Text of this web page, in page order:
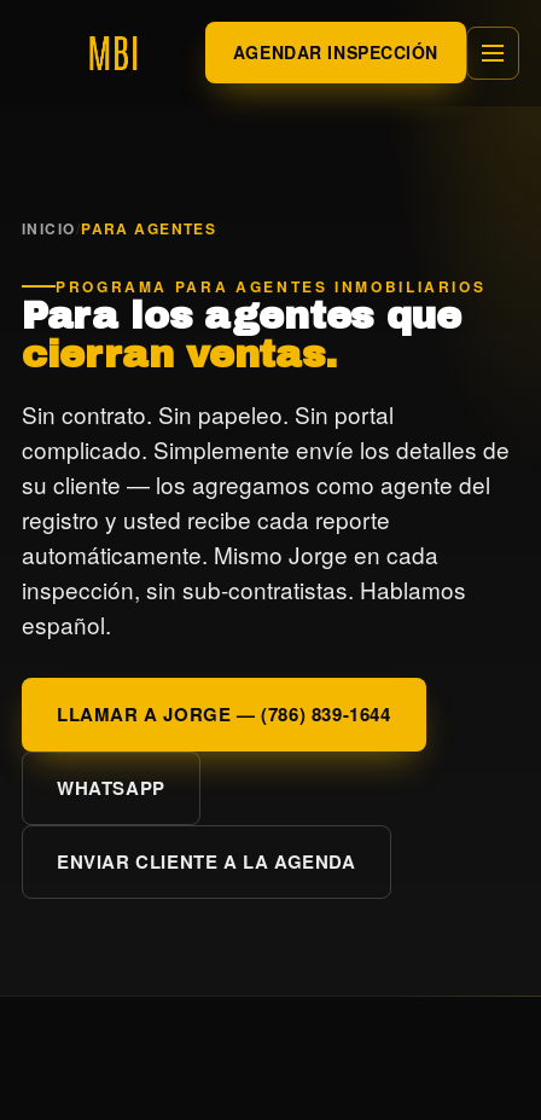
AGENDAR INSPECCIÓN
INICIO/PARA AGENTES
PROGRAMA PARA AGENTES INMOBILIARIOS
Para los agentes que
cierran ventas.
Sin contrato. Sin papeleo. Sin portal
complicado. Simplemente envíe los detalles de
su cliente — los agregamos como agente del
registro y usted recibe cada reporte
automáticamente. Mismo Jorge en cada
inspección, sin sub-contratistas. Hablamos
español.
LLAMAR A JORGE — (786) 839-1644
WHATSAPP
ENVIAR CLIENTE A LA AGENDA